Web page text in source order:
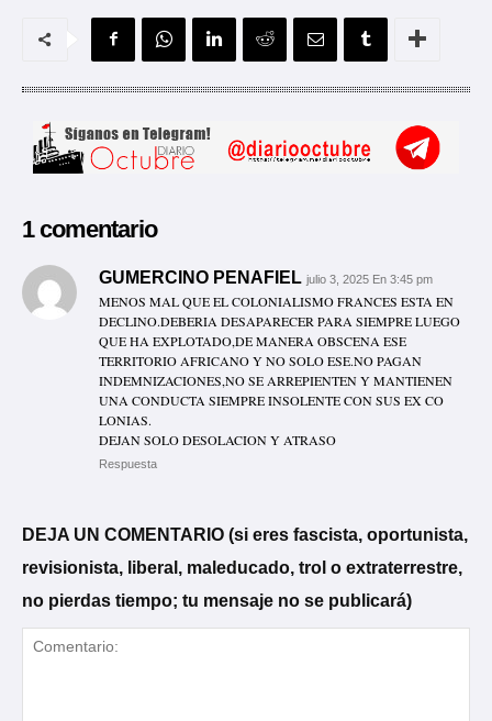
1 comentario
GUMERCINO PENAFIEL julio 3, 2025 En 3:45 pm
MENOS MAL QUE EL COLONIALISMO FRANCES ESTA EN
DECLINO.DEBERIA DESAPARECER PARA SIEMPRE LUEGO
QUE HA EXPLOTADO,DE MANERA OBSCENA ESE
TERRITORIO AFRICANO Y NO SOLO ESE.NO PAGAN
INDEMNIZACIONES,NO SE ARREPIENTEN Y MANTIENEN
UNA CONDUCTA SIEMPRE INSOLENTE CON SUS EX CO
LONIAS.
DEJAN SOLO DESOLACION Y ATRASO
Respuesta
DEJA UN COMENTARIO (si eres fascista, oportunista,
revisionista, liberal, maleducado, trol o extraterrestre,
no pierdas tiempo; tu mensaje no se publicará)